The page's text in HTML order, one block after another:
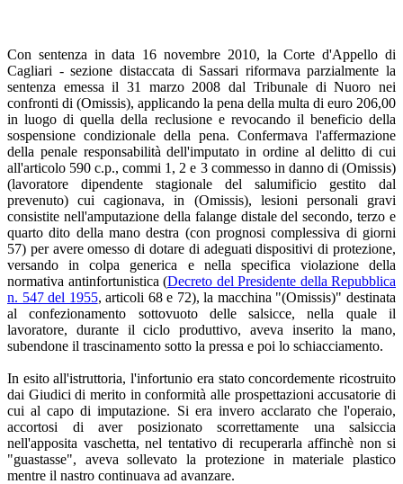
Con sentenza in data 16 novembre 2010, la Corte d'Appello di
Cagliari - sezione distaccata di Sassari riformava parzialmente la
sentenza emessa il 31 marzo 2008 dal Tribunale di Nuoro nei
confronti di (Omissis), applicando la pena della multa di euro 206,00
in luogo di quella della reclusione e revocando il beneficio della
sospensione condizionale della pena. Confermava l'affermazione
della penale responsabilità dell'imputato in ordine al delitto di cui
all'articolo 590 c.p., commi 1, 2 e 3 commesso in danno di (Omissis)
(lavoratore dipendente stagionale del salumificio gestito dal
prevenuto) cui cagionava, in (Omissis), lesioni personali gravi
consistite nell'amputazione della falange distale del secondo, terzo e
quarto dito della mano destra (con prognosi complessiva di giorni
57) per avere omesso di dotare di adeguati dispositivi di protezione,
versando in colpa generica e nella specifica violazione della
normativa antinfortunistica (Decreto del Presidente della Repubblica
n. 547 del 1955, articoli 68 e 72), la macchina "(Omissis)" destinata
al confezionamento sottovuoto delle salsicce, nella quale il
lavoratore, durante il ciclo produttivo, aveva inserito la mano,
subendone il trascinamento sotto la pressa e poi lo schiacciamento.
In esito all'istruttoria, l'infortunio era stato concordemente ricostruito
dai Giudici di merito in conformità alle prospettazioni accusatorie di
cui al capo di imputazione. Si era invero acclarato che l'operaio,
accortosi di aver posizionato scorrettamente una salsiccia
nell'apposita vaschetta, nel tentativo di recuperarla affinchè non si
"guastasse", aveva sollevato la protezione in materiale plastico
mentre il nastro continuava ad avanzare.